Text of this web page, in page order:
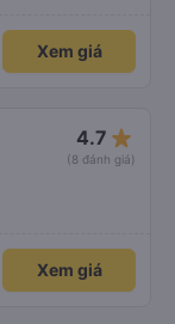
Xem giá
4.7 star_rate
(8 đánh giá)
Xem giá